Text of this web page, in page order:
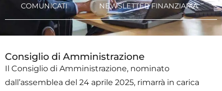
COMUNICATI NEWSLETTER FINANZIARIA
Consiglio di Amministrazione
Il Consiglio di Amministrazione, nominato
dall’assemblea del 24 aprile 2025, rimarrà in carica